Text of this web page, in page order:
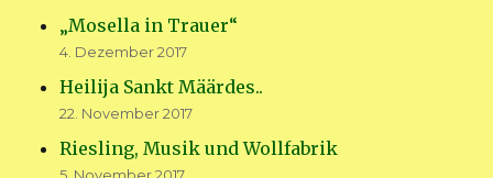
„Mosella in Trauer“
4. Dezember 2017
Heilija Sankt Määrdes..
22. November 2017
Riesling, Musik und Wollfabrik
5. November 2017